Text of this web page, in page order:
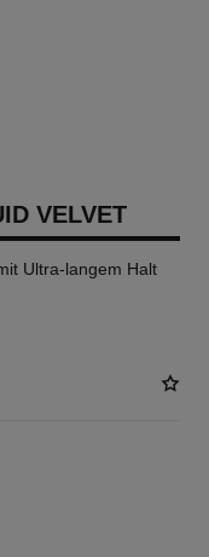
VELVET
Ultra-langem Halt